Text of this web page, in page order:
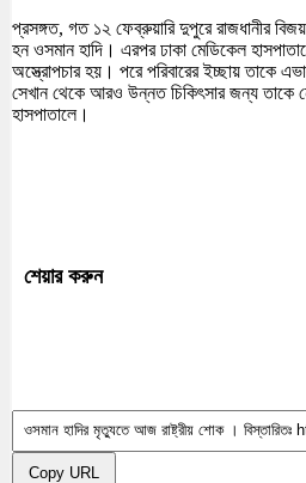
প্রসঙ্গত, গত ১২ ফেব্রুয়ারি দুপুরে রাজধানীর
হন ওসমান হাদি। এরপর ঢাকা মেডিকেল
অস্ত্রোপচার হয়। পরে পরিবারের ইচ্ছায় তাকে
সেখান থেকে আরও উন্নত চিকিৎসার জন্য তাকে
হাসপাতালে।
শেয়ার করুন
Copy URL